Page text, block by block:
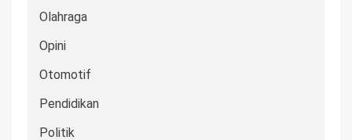
Olahraga
Opini
Otomotif
Pendidikan
Politik